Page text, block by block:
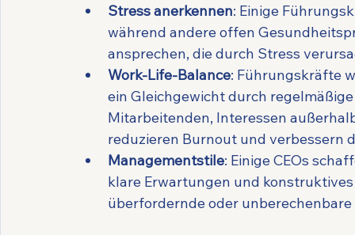
Stress anerkennen: Einige
während andere offen
ansprechen, die durch Stress
Work-Life-Balance: Führungskräfte
ein Gleichgewicht durch
Mitarbeitenden, Interessen
reduzieren Burnout und verbessern
Managementstile: Einige CEOs
klare Erwartungen und
überfordernde oder